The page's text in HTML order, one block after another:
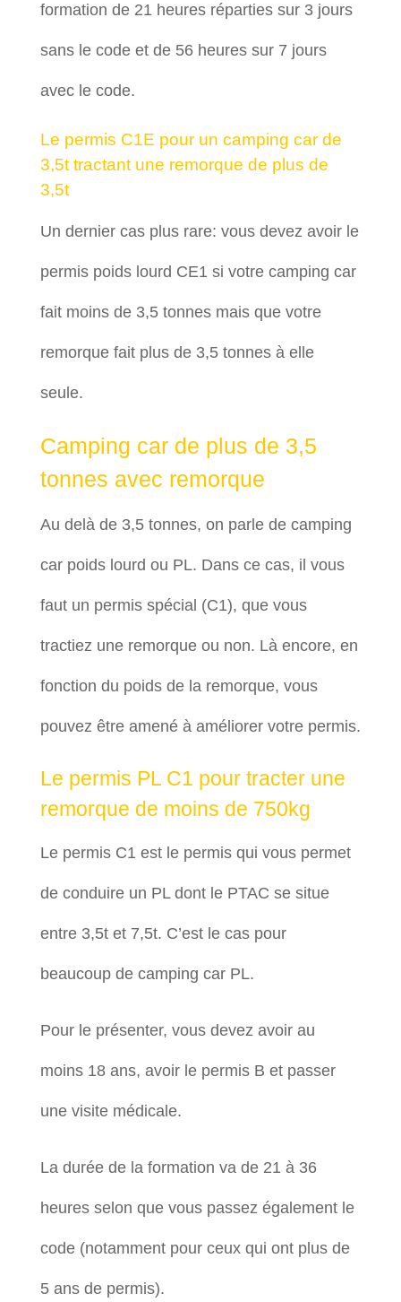
formation de 21 heures réparties sur 3 jours
sans le code et de 56 heures sur 7 jours
avec le code.
Le permis C1E pour un camping car de
3,5t tractant une remorque de plus de
3,5t
Un dernier cas plus rare: vous devez avoir le
permis poids lourd CE1 si votre camping car
fait moins de 3,5 tonnes mais que votre
remorque fait plus de 3,5 tonnes à elle
seule.
Camping car de plus de 3,5
tonnes avec remorque
Au delà de 3,5 tonnes, on parle de camping
car poids lourd ou PL. Dans ce cas, il vous
faut un permis spécial (C1), que vous
tractiez une remorque ou non. Là encore, en
fonction du poids de la remorque, vous
pouvez être amené à améliorer votre permis.
Le permis PL C1 pour tracter une
remorque de moins de 750kg
Le permis C1 est le permis qui vous permet
de conduire un PL dont le PTAC se situe
entre 3,5t et 7,5t. C’est le cas pour
beaucoup de camping car PL.
Pour le présenter, vous devez avoir au
moins 18 ans, avoir le permis B et passer
une visite médicale.
La durée de la formation va de 21 à 36
heures selon que vous passez également le
code (notamment pour ceux qui ont plus de
5 ans de permis).